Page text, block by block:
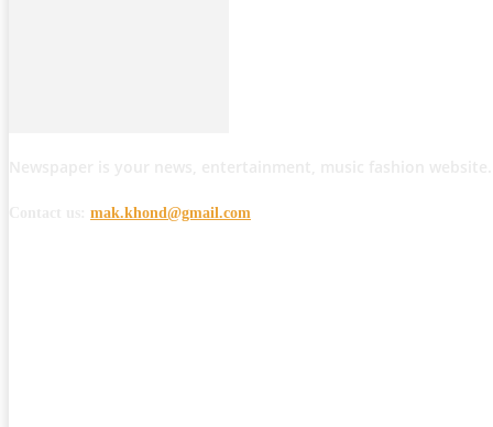
mak.khond@gmail.com